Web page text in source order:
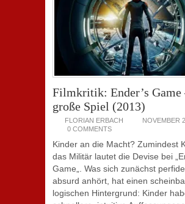
Filmkritik: Ender’s Game
große Spiel (2013)
FLORIAN ERBACH
NOVEMBER
0 COMMENTS
Kinder an die Macht? Zumindest
das Militär lautet die Devise bei
Game„. Was sich zunächst
absurd anhört, hat einen
logischen Hintergrund: Kinder